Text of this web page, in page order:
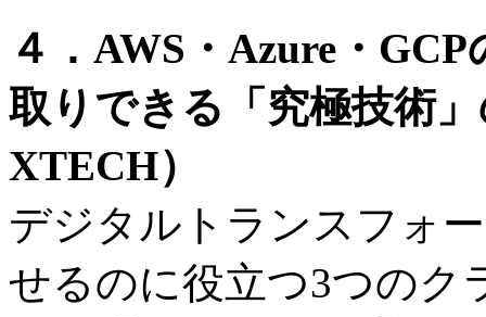
４．AWS・Azure・
取りできる「究極技術
XTECH）
デジタルトランスフォ
せるのに役立つ3つのク